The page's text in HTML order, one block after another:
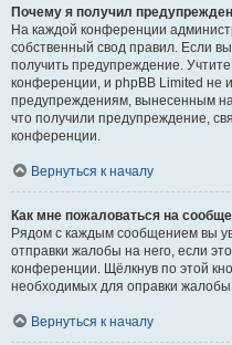
Почему я получил
На каждой конференции
собственный свод правил. Если
получить предупреждение.
конференции, и phpBB Limited не
предупреждениям, вынесенным
что получили предупреждение,
конференции.
Вернуться к началу
Как мне пожаловаться на
Рядом с каждым сообщением вы
отправки жалобы на него, если
конференции. Щёлкнув по этой
необходимых для оправки
Вернуться к началу